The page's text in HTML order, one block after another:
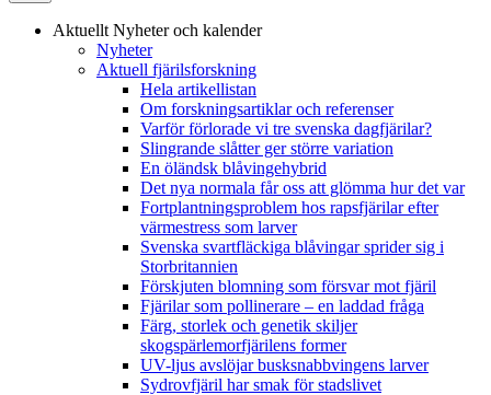
Aktuellt Nyheter och kalender
Nyheter
Aktuell fjärilsforskning
Hela artikellistan
Om forskningsartiklar och referenser
Varför förlorade vi tre svenska dagfjärilar?
Slingrande slåtter ger större variation
En öländsk blåvingehybrid
Det nya normala får oss att glömma hur det var
Fortplantningsproblem hos rapsfjärilar efter
värmestress som larver
Svenska svartfläckiga blåvingar sprider sig i
Storbritannien
Förskjuten blomning som försvar mot fjäril
Fjärilar som pollinerare – en laddad fråga
Färg, storlek och genetik skiljer
skogspärlemorfjärilens former
UV-ljus avslöjar busksnabbvingens larver
Sydrovfjäril har smak för stadslivet